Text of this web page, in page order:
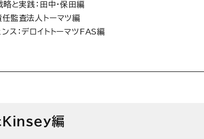
と実践：田中・保田編
監査法人トーマツ編
ス：デロイトトーマツFAS編
編